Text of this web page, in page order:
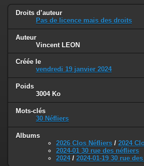
Droits d’auteur
Pas de licence mais des droits
Auteur
Vincent LEON
Créée le
vendredi 19 janvier 2024
Poids
3004 Ko
Mots-clés
30 Néfliers
Albums
2026 Clos Néfliers / 2024
2024-01 30 rue des néfliers
2024/ 2024-01-19 30 rue